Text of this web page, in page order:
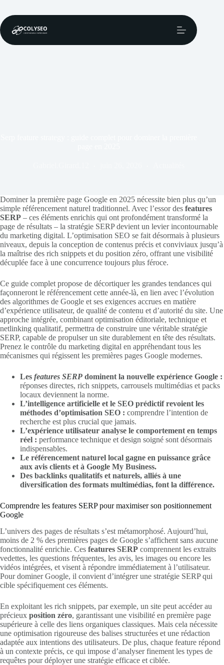
contenu
Dominer la première page Google en 2025 nécessite bien plus qu’un
simple référencement naturel traditionnel. Avec l’essor des features
SERP – ces éléments enrichis qui ont profondément transformé la
page de résultats – la stratégie SERP devient un levier incontournable
du marketing digital. L’optimisation SEO se fait désormais à plusieurs
niveaux, depuis la conception de contenus précis et conviviaux jusqu’à
la maîtrise des rich snippets et du position zéro, offrant une visibilité
décuplée face à une concurrence toujours plus féroce.
Ce guide complet propose de décortiquer les grandes tendances qui
façonneront le référencement cette année-là, en lien avec l’évolution
des algorithmes de Google et ses exigences accrues en matière
d’expérience utilisateur, de qualité de contenu et d’autorité du site. Une
approche intégrée, combinant optimisation éditoriale, technique et
netlinking qualitatif, permettra de construire une véritable stratégie
SERP, capable de propulser un site durablement en tête des résultats.
Prenez le contrôle du marketing digital en appréhendant tous les
mécanismes qui régissent les premières pages Google modernes.
Les features SERP dominent la nouvelle expérience Google :
réponses directes, rich snippets, carrousels multimédias et packs
locaux deviennent la norme.
L’intelligence artificielle et le SEO prédictif revoient les
méthodes d’optimisation SEO : comprendre l’intention de
recherche est plus crucial que jamais.
L’expérience utilisateur analyse le comportement en temps
réel : performance technique et design soigné sont désormais
indispensables.
Le référencement naturel local gagne en puissance grâce
aux avis clients et à Google My Business.
Des backlinks qualitatifs et naturels, alliés à une
diversification des formats multimédias, font la différence.
Comprendre les features SERP pour maximiser son positionnement
Google
L’univers des pages de résultats s’est métamorphosé. Aujourd’hui,
moins de 2 % des premières pages de Google s’affichent sans aucune
fonctionnalité enrichie. Ces features SERP comprennent les extraits
vedettes, les questions fréquentes, les avis, les images ou encore les
vidéos intégrées, et visent à répondre immédiatement à l’utilisateur.
Pour dominer Google, il convient d’intégrer une stratégie SERP qui
cible spécifiquement ces éléments.
En exploitant les rich snippets, par exemple, un site peut accéder au
précieux position zéro, garantissant une visibilité en première page
supérieure à celle des liens organiques classiques. Mais cela nécessite
une optimisation rigoureuse des balises structurées et une rédaction
adaptée aux intentions des utilisateurs. De plus, chaque feature répond
à un contexte précis, ce qui impose d’analyser finement les types de
requêtes pour déployer une stratégie efficace et ciblée.